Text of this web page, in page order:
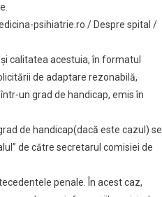
psihiatrie.ro / Despre spital /
calitatea acestuia, în formatul
de adaptare rezonabilă,
un grad de handicap, emis în
de handicap(dacă este cazul) se
de către secretarul comisiei de
penale. În acest caz,